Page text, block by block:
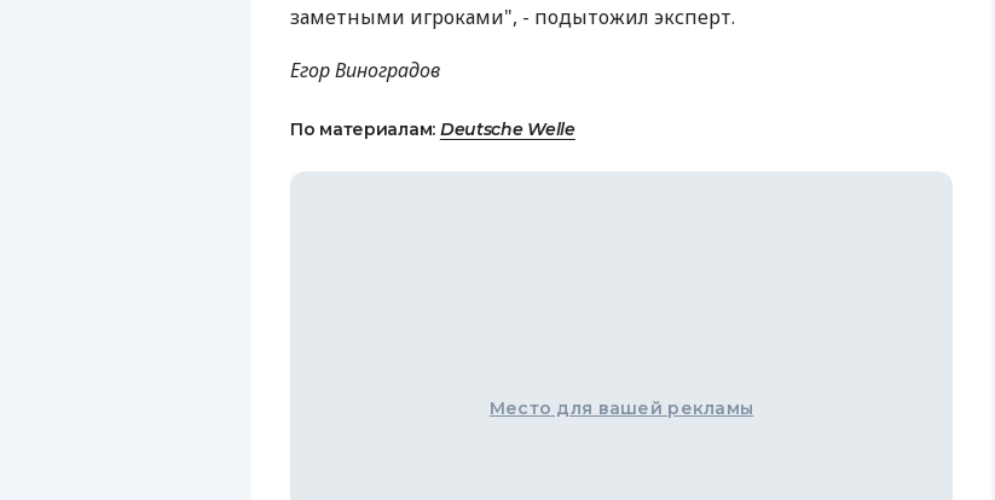
заметными игроками", - подытожил эксперт.
Егор Виноградов
По материалам: Deutsche Welle
Место для вашей рекламы